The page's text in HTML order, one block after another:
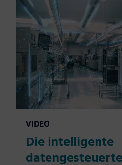
VIDEO
Die intelligente
datengesteuerte